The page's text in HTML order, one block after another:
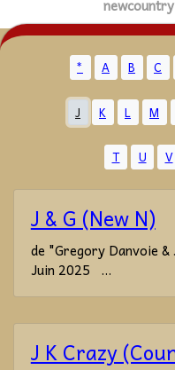
* A B C
J K L M
T U V
J & G (New N)
de "Gregory Danvoie &
Juin 2025 ...
J K Crazy